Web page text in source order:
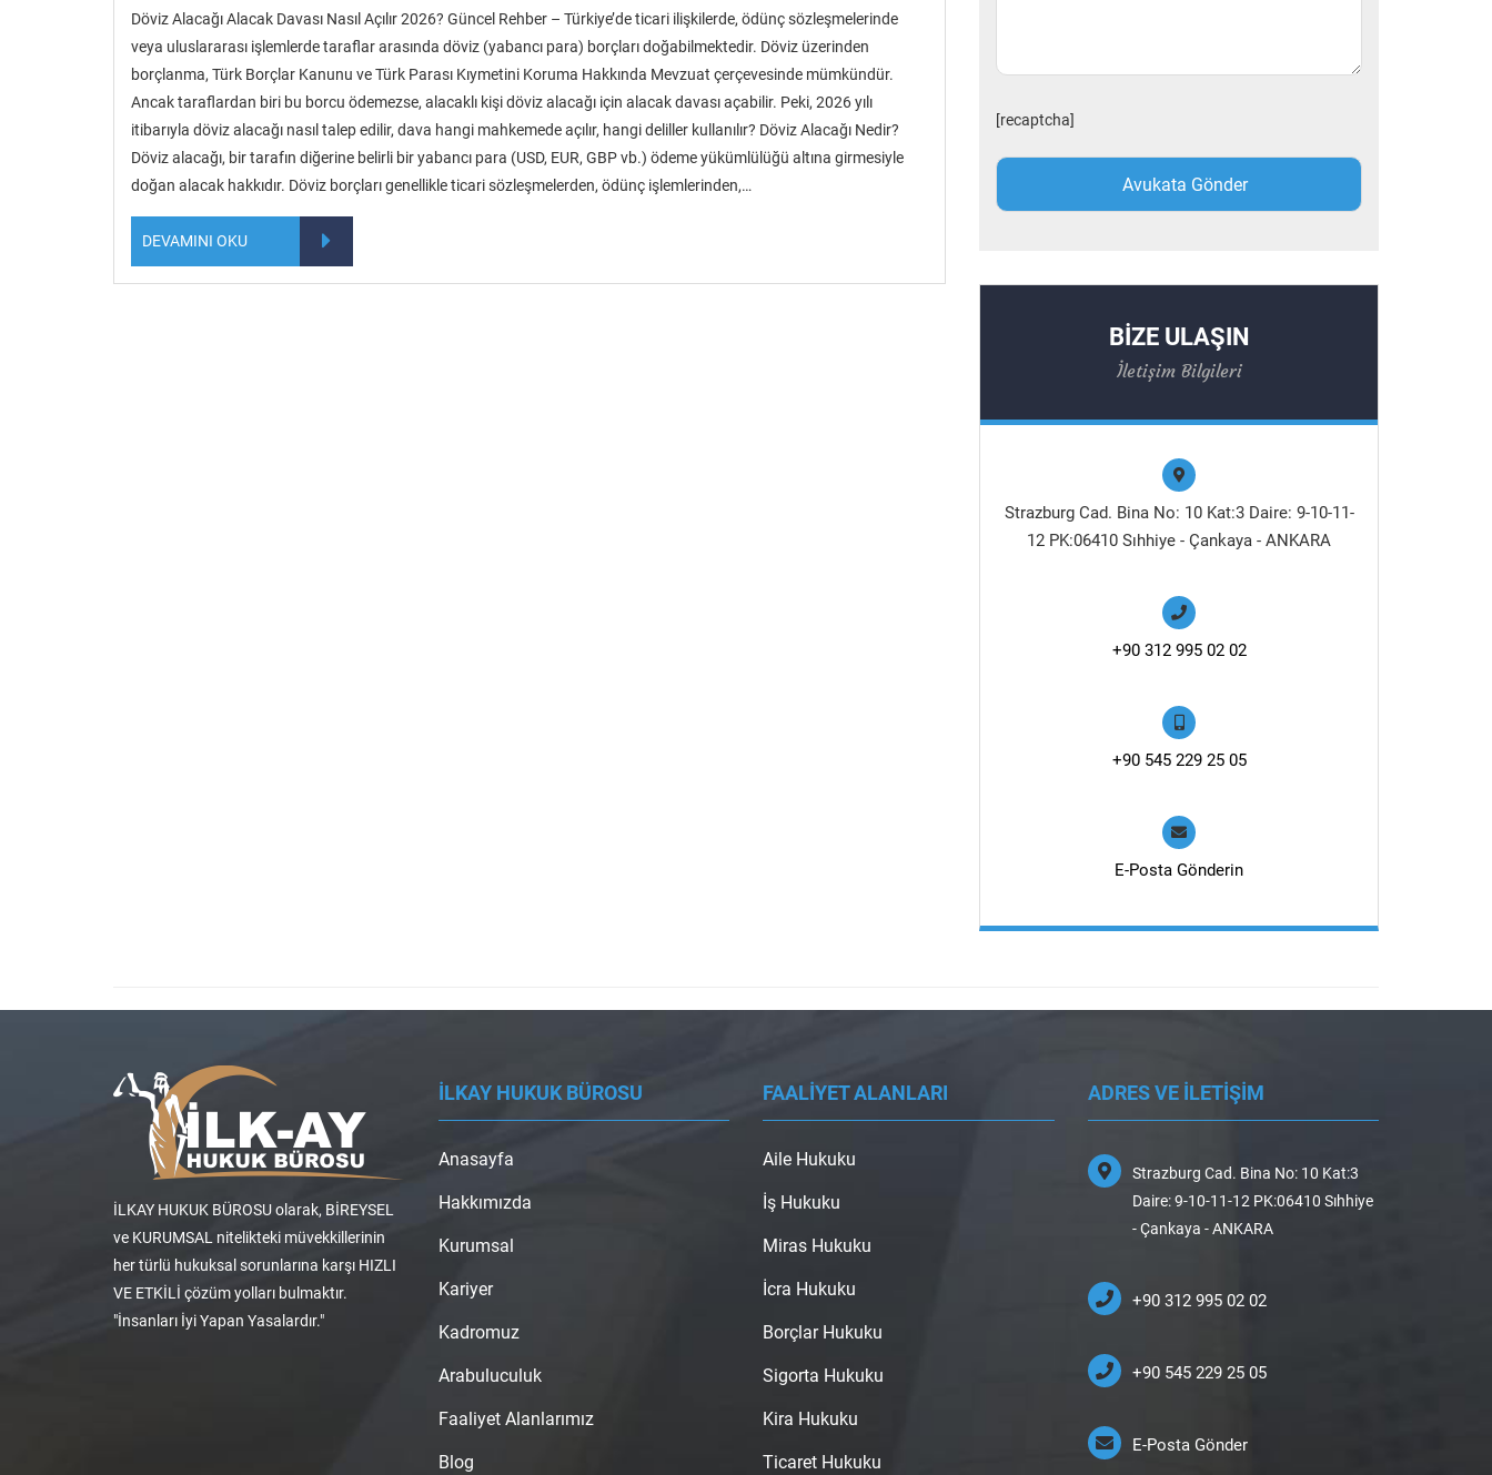
Döviz Alacağı Alacak Davası Nasıl Açılır 2026? Güncel Rehber – Türkiye’de ticari ilişkilerde, ödünç sözleşmelerinde
veya uluslararası işlemlerde taraflar arasında döviz (yabancı para) borçları doğabilmektedir. Döviz üzerinden
borçlanma, Türk Borçlar Kanunu ve Türk Parası Kıymetini Koruma Hakkında Mevzuat çerçevesinde mümkündür.
Ancak taraflardan biri bu borcu ödemezse, alacaklı kişi döviz alacağı için alacak davası açabilir. Peki, 2026 yılı
itibarıyla döviz alacağı nasıl talep edilir, dava hangi mahkemede açılır, hangi deliller kullanılır? Döviz Alacağı Nedir?
Döviz alacağı, bir tarafın diğerine belirli bir yabancı para (USD, EUR, GBP vb.) ödeme yükümlülüğü altına girmesiyle
doğan alacak hakkıdır. Döviz borçları genellikle ticari sözleşmelerden, ödünç işlemlerinden,…
DEVAMINI OKU
[recaptcha]
BİZE ULAŞIN
İletişim Bilgileri
Strazburg Cad. Bina No: 10 Kat:3 Daire: 9-10-11-
12 PK:06410 Sıhhiye - Çankaya - ANKARA
+90 312 995 02 02
+90 545 229 25 05
E-Posta Gönderin
İLKAY HUKUK BÜROSU olarak, BİREYSEL
ve KURUMSAL nitelikteki müvekkillerinin
her türlü hukuksal sorunlarına karşı HIZLI
VE ETKİLİ çözüm yolları bulmaktır.
"İnsanları İyi Yapan Yasalardır."
İLKAY HUKUK BÜROSU
Anasayfa
Hakkımızda
Kurumsal
Kariyer
Kadromuz
Arabuluculuk
Faaliyet Alanlarımız
Blog
FAALİYET ALANLARI
Aile Hukuku
İş Hukuku
Miras Hukuku
İcra Hukuku
Borçlar Hukuku
Sigorta Hukuku
Kira Hukuku
Ticaret Hukuku
ADRES VE İLETİŞİM
Strazburg Cad. Bina No: 10 Kat:3
Daire: 9-10-11-12 PK:06410 Sıhhiye
- Çankaya - ANKARA
+90 312 995 02 02
+90 545 229 25 05
E-Posta Gönder